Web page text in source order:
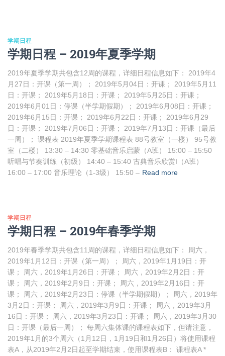
学期日程
学期日程 – 2019年夏季学期
2019年夏季学期共包含12周的课程，详细日程信息如下： 2019年4
月27日：开课（第一周）； 2019年5月04日：开课； 2019年5月11
日：开课； 2019年5月18日：开课； 2019年5月25日：开课；
2019年6月01日：停课（半学期假期）； 2019年6月08日：开课；
2019年6月15日：开课； 2019年6月22日：开课； 2019年6月29
日：开课； 2019年7月06日：开课； 2019年7月13日：开课（最后
一周）； 课程表 2019年夏季学期课程表 88号教室（一楼） 95号教
室（二楼） 13:30 – 14:30 零基础音乐启蒙（A班） 15:00 – 15:50
听唱与节奏训练（初级） 14:40 – 15:40 古典音乐欣赏I（A班）
16:00 – 17:00 音乐理论（1-3级） 15:50 – Read more
学期日程
学期日程 – 2019年春季学期
2019年春季学期共包含11周的课程，详细日程信息如下： 周六，
2019年1月12日：开课（第一周）； 周六，2019年1月19日：开
课； 周六，2019年1月26日：开课； 周六，2019年2月2日：开
课； 周六，2019年2月9日：开课； 周六，2019年2月16日：开
课； 周六，2019年2月23日：停课（半学期假期）； 周六，2019年
3月2日：开课； 周六，2019年3月9日：开课； 周六，2019年3月
16日：开课； 周六，2019年3月23日：开课； 周六，2019年3月30
日：开课（最后一周）； 每周六集体课的课程表如下，但请注意，
2019年1月的3个周六（1月12日，1月19日和1月26日）将使用课程
表A，从2019年2月2日起至学期结束，使用课程表B： 课程表A *